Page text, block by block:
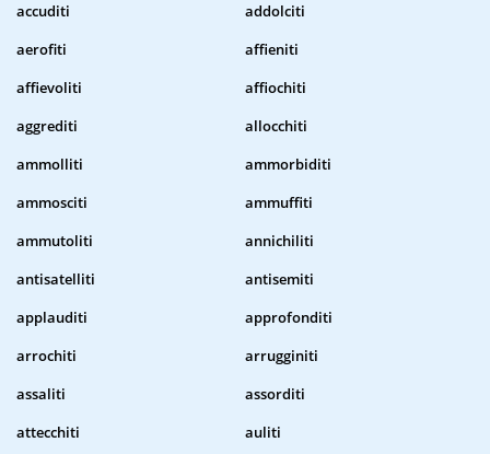
accuditi
addolciti
aerofiti
affieniti
affievoliti
affiochiti
aggrediti
allocchiti
ammolliti
ammorbiditi
ammosciti
ammuffiti
ammutoliti
annichiliti
antisatelliti
antisemiti
applauditi
approfonditi
arrochiti
arrugginiti
assaliti
assorditi
attecchiti
auliti